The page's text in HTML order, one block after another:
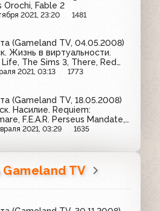
Orochi, Fable 2
2021, 23:20 1481
(Gameland TV, 04.05.2008)
Жизнь в виртуальности.
The Sims 3, There, Red
2021, 03:13 1773
(Gameland TV, 18.05.2008)
Насилие. Requiem:
F.E.A.R. Perseus Mandate,
Blade (обзор демоверсии)
2021, 03:29 1635
Gameland TV